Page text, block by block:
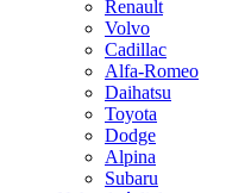
Renault
Volvo
Cadillac
Alfa-Romeo
Daihatsu
Toyota
Dodge
Alpina
Subaru